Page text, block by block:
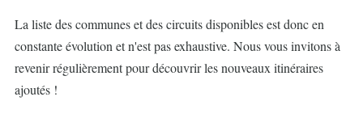
La liste des communes et des circuits disponibles est donc en
constante évolution et n'est pas exhaustive. Nous vous invitons à
revenir régulièrement pour découvrir les nouveaux itinéraires
ajoutés !